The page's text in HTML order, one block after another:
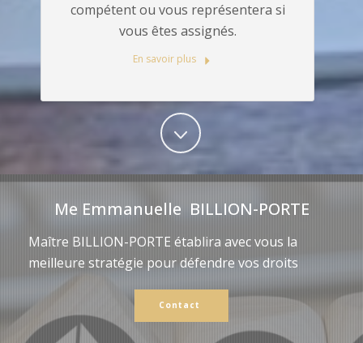
compétent ou vous représentera si
vous êtes assignés.
En savoir plus
Me Emmanuelle BILLION-PORTE
Maître BILLION-PORTE établira avec vous la
meilleure stratégie pour défendre vos droits
Contact